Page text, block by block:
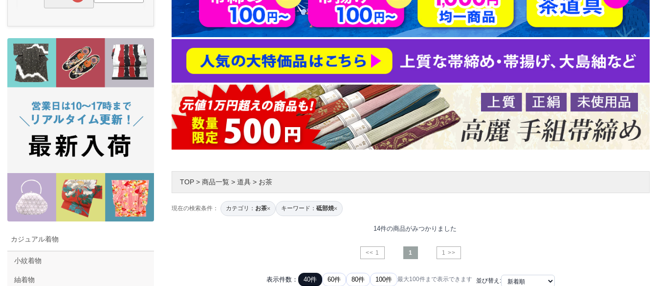
カジュアル着物
小紋着物
紬着物
TOP > 商品一覧 > 道具 > お茶
現在の検索条件： カテゴリ： お茶× キーワード： 砥部焼×
14件の商品がみつかりました
<< 1 1 1 >>
表示件数： 40件 60件 80件 100件 最大100件まで表示できます 並び替え: